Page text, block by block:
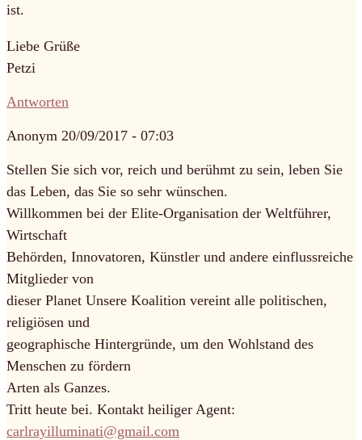
ist.
Liebe Grüße
Petzi
Antworten
Anonym 20/09/2017 - 07:03
Stellen Sie sich vor, reich und berühmt zu sein, leben Sie
das Leben, das Sie so sehr wünschen.
Willkommen bei der Elite-Organisation der Weltführer,
Wirtschaft
Behörden, Innovatoren, Künstler und andere einflussreiche
Mitglieder von
dieser Planet Unsere Koalition vereint alle politischen,
religiösen und
geographische Hintergründe, um den Wohlstand des
Menschen zu fördern
Arten als Ganzes.
Tritt heute bei. Kontakt heiliger Agent:
carlrayilluminati@gmail.com